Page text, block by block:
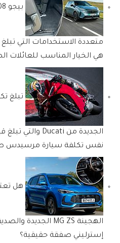
هي الخيار المناسب للعائلات
نفس تكلفة سيارة مرسيدس
هل
إسترليني صفقة حقيقية؟